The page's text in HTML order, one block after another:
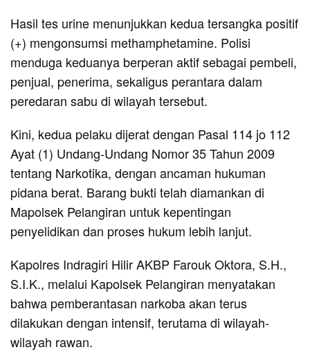
Hasil tes urine menunjukkan kedua tersangka positif
(+) mengonsumsi methamphetamine. Polisi
menduga keduanya berperan aktif sebagai pembeli,
penjual, penerima, sekaligus perantara dalam
peredaran sabu di wilayah tersebut.
Kini, kedua pelaku dijerat dengan Pasal 114 jo 112
Ayat (1) Undang-Undang Nomor 35 Tahun 2009
tentang Narkotika, dengan ancaman hukuman
pidana berat. Barang bukti telah diamankan di
Mapolsek Pelangiran untuk kepentingan
penyelidikan dan proses hukum lebih lanjut.
Kapolres Indragiri Hilir AKBP Farouk Oktora, S.H.,
S.I.K., melalui Kapolsek Pelangiran menyatakan
bahwa pemberantasan narkoba akan terus
dilakukan dengan intensif, terutama di wilayah-
wilayah rawan.